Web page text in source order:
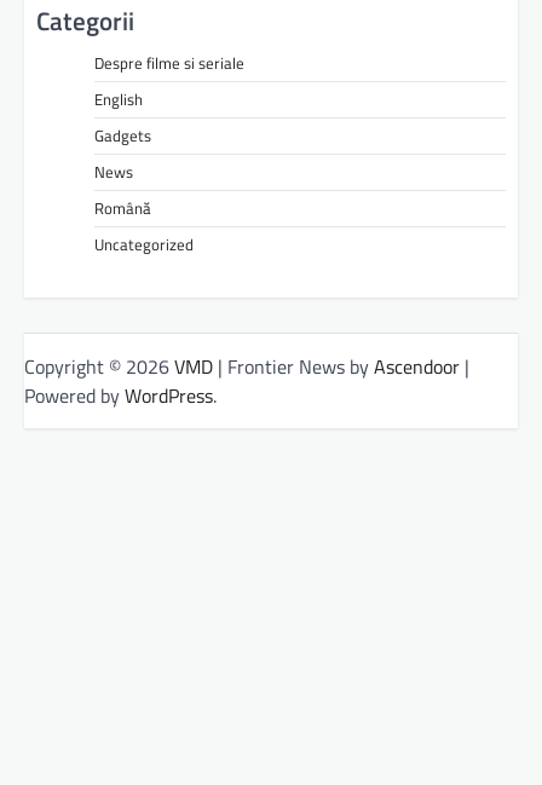
Categorii
Despre filme si seriale
English
Gadgets
News
Română
Uncategorized
Copyright © 2026VMD | Frontier News byAscendoor |
Powered byWordPress.